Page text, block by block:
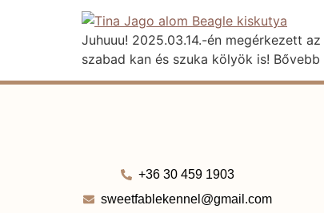
Juhuuu! 2025.03.14.-én megérkezett
szabad kan és szuka kölyök is!
+36 30 459 1903
sweetfablekennel@gmail.com